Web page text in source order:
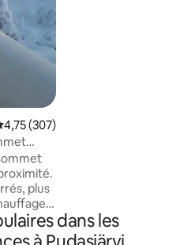
moyenne sur la
4,75 (307)
plus
dans les